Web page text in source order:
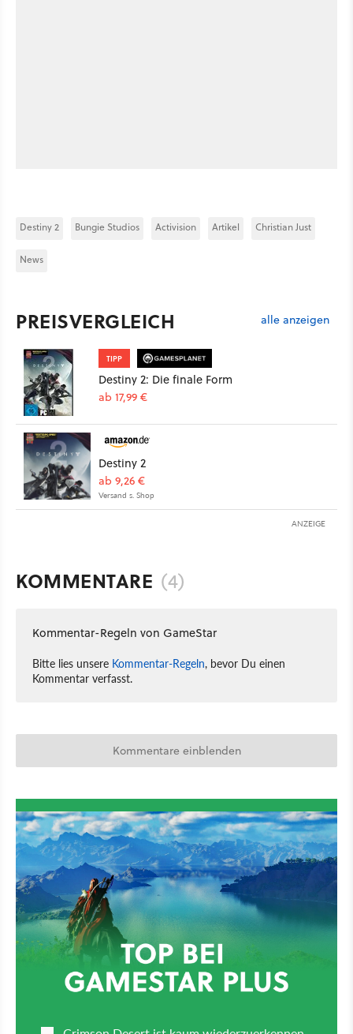
Destiny 2 Bungie Studios Activision Artikel Christian Just
News
PREISVERGLEICH alle anzeigen
TIPP
Destiny 2: Die finale Form
ab 17,99 €
Destiny 2
ab 9,26 €
Versand s. Shop
ANZEIGE
KOMMENTARE (4)
Kommentar-Regeln von GameStar
Bitte lies unsere Kommentar-Regeln, bevor Du einen
Kommentar verfasst.
Kommentare einblenden